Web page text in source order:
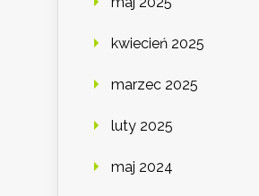
kwiecień 2025
marzec 2025
luty 2025
maj 2024